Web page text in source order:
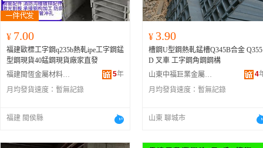
¥ 7.00
福建歐標工字鋼q235b熱軋ipe工字鋼錳
型鋼現貨40錳鋼現貨廠家直發
福建閩恆金屬材料有限公司
5年
月均發貨速度： 暫無記錄
福建 閩侯縣
¥ 3.90
槽鋼U型鋼熱軋錳槽Q345B合金 Q355
D 叉車 工字鋼角鋼鋼構
山東中福巨業金屬材料有限公司
4
月均發貨速度： 暫無記錄
山東 聊城市